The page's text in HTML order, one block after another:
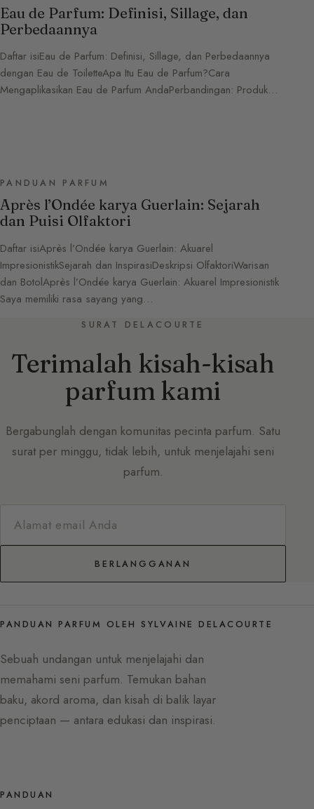
Eau de Parfum: Definisi, Sillage, dan
Perbedaannya
Daftar isiEau de Parfum: Definisi, Sillage, dan Perbedaannya
dengan Eau de ToiletteApa Itu Eau de Parfum?Cara
Mengaplikasikan Eau de Parfum AndaPerbandingan: Produk…
PANDUAN PARFUM
Après l’Ondée karya Guerlain: Sejarah
dan Puisi Olfaktori
Daftar isiAprès l’Ondée karya Guerlain: Akuarel
ImpresionistikSejarah dan InspirasiDeskripsi OlfaktoriWarisan
dan BotolAprès l’Ondée karya Guerlain: Akuarel Impresionistik
Saya memiliki rasa sayang yang…
SURAT DELACOURTE
Terimalah kisah-kisah
parfum kami
Bergabunglah dengan komunitas pecinta parfum. Satu
surat per minggu, tidak lebih, untuk menjelajahi seni
parfum.
BERLANGGANAN
PANDUAN PARFUM OLEH SYLVAINE DELACOURTE
Sebuah undangan untuk menjelajahi dan
memahami seni parfum. Temukan bahan
baku, akord aroma, dan kisah di balik layar
penciptaan — antara edukasi dan inspirasi.
PANDUAN